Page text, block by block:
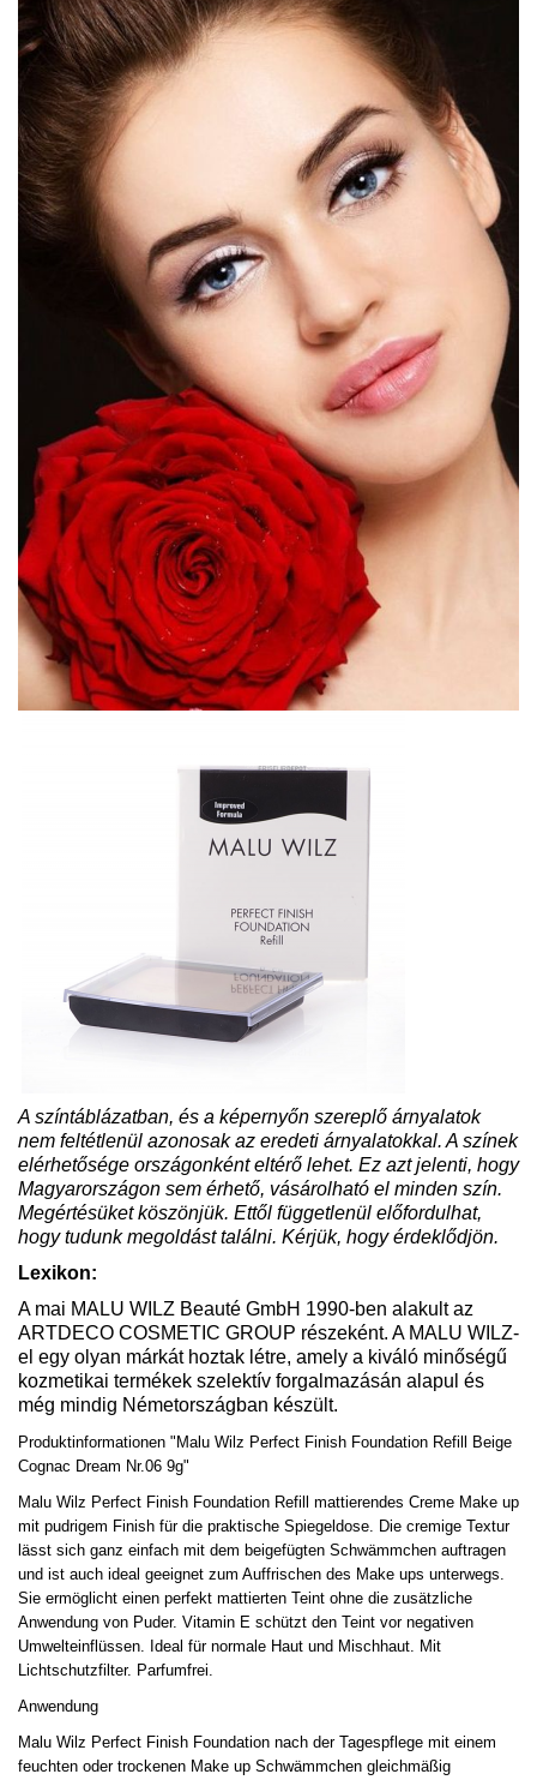
A színtáblázatban, és a képernyőn szereplő árnyalatok
nem feltétlenül azonosak az eredeti árnyalatokkal. A színek
elérhetősége országonként eltérő lehet. Ez azt jelenti, hogy
Magyarországon sem érhető, vásárolható el minden szín.
Megértésüket köszönjük. Ettől függetlenül előfordulhat,
hogy tudunk megoldást találni. Kérjük, hogy érdeklődjön.
Lexikon:
A mai MALU WILZ Beauté GmbH 1990-ben alakult az
ARTDECO COSMETIC GROUP részeként. A MALU WILZ-
el egy olyan márkát hoztak létre, amely a kiváló minőségű
kozmetikai termékek szelektív forgalmazásán alapul és
még mindig Németországban készült.
Produktinformationen "Malu Wilz Perfect Finish Foundation Refill Beige
Cognac Dream Nr.06 9g"
Malu Wilz Perfect Finish Foundation Refill mattierendes Creme Make up
mit pudrigem Finish für die praktische Spiegeldose. Die cremige Textur
lässt sich ganz einfach mit dem beigefügten Schwämmchen auftragen
und ist auch ideal geeignet zum Auffrischen des Make ups unterwegs.
Sie ermöglicht einen perfekt mattierten Teint ohne die zusätzliche
Anwendung von Puder. Vitamin E schützt den Teint vor negativen
Umwelteinflüssen. Ideal für normale Haut und Mischhaut. Mit
Lichtschutzfilter. Parfumfrei.
Anwendung
Malu Wilz Perfect Finish Foundation nach der Tagespflege mit einem
feuchten oder trockenen Make up Schwämmchen gleichmäßig